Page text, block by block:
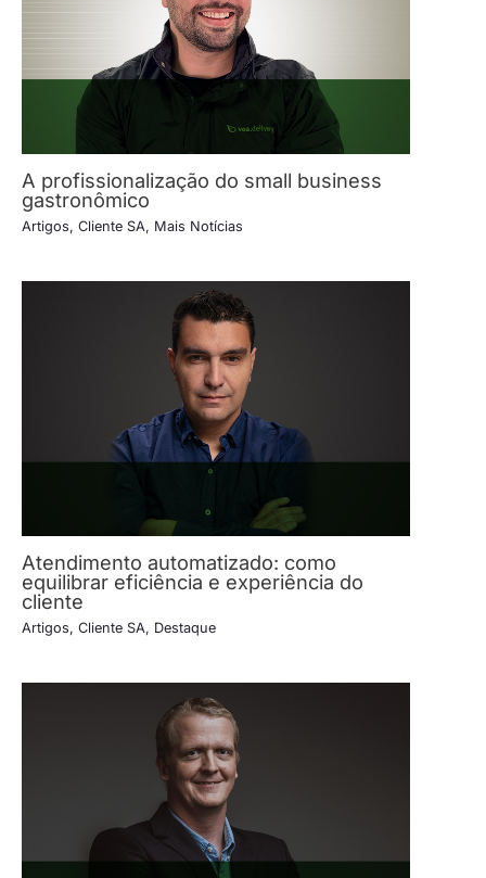
A profissionalização do small business
gastronômico
Artigos, Cliente SA, Mais Notícias
Atendimento automatizado: como
equilibrar eficiência e experiência do
cliente
Artigos, Cliente SA, Destaque